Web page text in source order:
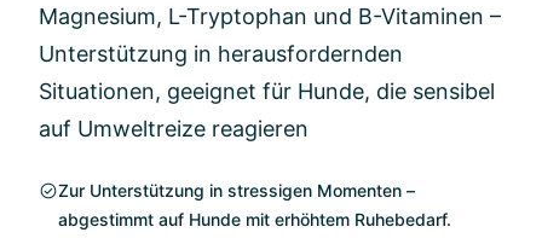
Magnesium, L-Tryptophan und B-Vitaminen –
Unterstützung in herausfordernden
Situationen, geeignet für Hunde, die sensibel
auf Umweltreize reagieren
Zur Unterstützung in stressigen Momenten –
abgestimmt auf Hunde mit erhöhtem Ruhebedarf.